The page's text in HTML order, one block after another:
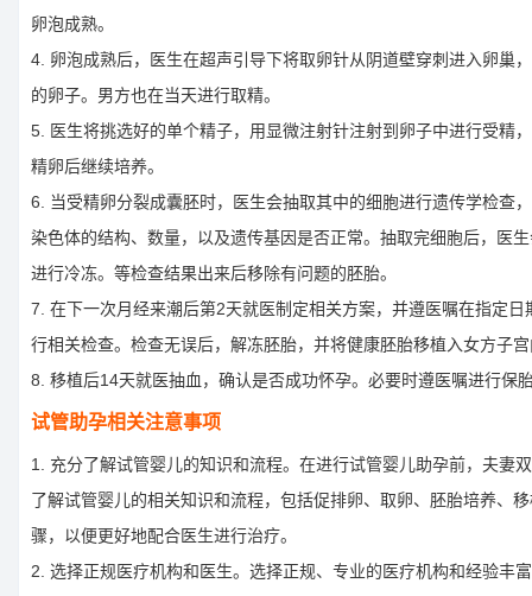
卵泡成熟。
4. 卵泡成熟后，医生在超声引导下将取卵针从阴道壁穿刺进入卵巢
的卵子。男方也在当天进行取精。
5. 医生将挑选好的单个精子，用显微注射针注射到卵子中进行受精
精卵后继续培养。
6. 当受精卵分裂成囊胚时，医生会抽取其中的细胞进行遗传学检查
染色体的结构、数量，以及遗传基因是否正常。抽取完细胞后，医
进行冷冻。等检查结果出来后移除有问题的胚胎。
7. 在下一次月经来潮后第2天就医制定相关方案，并遵医嘱在指定日
行相关检查。检查无误后，解冻胚胎，并将健康胚胎移植入女方子
8. 移植后14天就医抽血，确认是否成功怀孕。必要时遵医嘱进行保
试管助孕相关注意事项
1. 充分了解试管婴儿的知识和流程。在进行试管婴儿助孕前，夫妻
了解试管婴儿的相关知识和流程，包括促排卵、取卵、胚胎培养、
骤，以便更好地配合医生进行治疗。
2. 选择正规医疗机构和医生。选择正规、专业的医疗机构和经验丰